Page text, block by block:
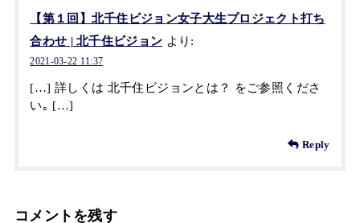
【第１回】北千住ビジョン女子大生プロジェクト打ち
合わせ | 北千住ビジョン より:
2021-03-22 11:37
[…] 詳しくは 北千住ビジョンとは？ をご参照くださ
い｡ […]
Reply
コメントを残す